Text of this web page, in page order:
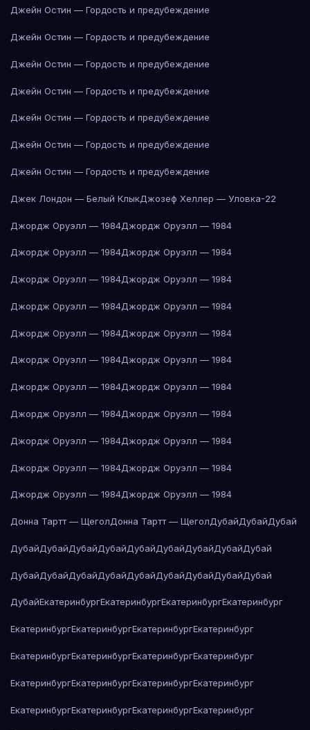
Джейн Остин — Гордость и предубеждение
Джейн Остин — Гордость и предубеждение
Джейн Остин — Гордость и предубеждение
Джейн Остин — Гордость и предубеждение
Джейн Остин — Гордость и предубеждение
Джейн Остин — Гордость и предубеждение
Джейн Остин — Гордость и предубеждение
Джек Лондон — Белый КлыкДжозеф Хеллер — Уловка-22
Джордж Оруэлл — 1984Джордж Оруэлл — 1984
Джордж Оруэлл — 1984Джордж Оруэлл — 1984
Джордж Оруэлл — 1984Джордж Оруэлл — 1984
Джордж Оруэлл — 1984Джордж Оруэлл — 1984
Джордж Оруэлл — 1984Джордж Оруэлл — 1984
Джордж Оруэлл — 1984Джордж Оруэлл — 1984
Джордж Оруэлл — 1984Джордж Оруэлл — 1984
Джордж Оруэлл — 1984Джордж Оруэлл — 1984
Джордж Оруэлл — 1984Джордж Оруэлл — 1984
Джордж Оруэлл — 1984Джордж Оруэлл — 1984
Джордж Оруэлл — 1984Джордж Оруэлл — 1984
Донна Тартт — ЩеголДонна Тартт — ЩеголДубайДубайДубай
ДубайДубайДубайДубайДубайДубайДубайДубайДубай
ДубайДубайДубайДубайДубайДубайДубайДубайДубай
ДубайЕкатеринбургЕкатеринбургЕкатеринбургЕкатеринбург
ЕкатеринбургЕкатеринбургЕкатеринбургЕкатеринбург
ЕкатеринбургЕкатеринбургЕкатеринбургЕкатеринбург
ЕкатеринбургЕкатеринбургЕкатеринбургЕкатеринбург
ЕкатеринбургЕкатеринбургЕкатеринбургЕкатеринбург